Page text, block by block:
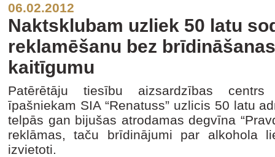
06.02.2012
Naktsklubam uzliek 50 latu
reklamēšanu bez
kaitīgumu
Patērētāju tiesību aizsardzības centrs
īpašniekam SIA “Renatuss” uzlicis 50 latu
telpās gan bijušas atrodamas degvīna
reklāmas, taču brīdinājumi par alkohola
izvietoti.